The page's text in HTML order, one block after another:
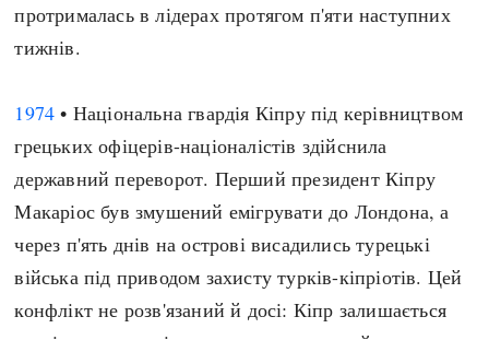
протрималась в лідерах протягом п'яти наступних
тижнів.
1974 • Національна гвардія Кіпру під керівництвом
грецьких офіцерів-націоналістів здійснила
державний переворот. Перший президент Кіпру
Макаріос був змушений емігрувати до Лондона, а
через п'ять днів на острові висадились турецькі
війська під приводом захисту турків-кіпріотів. Цей
конфлікт не розв'язаний й досі: Кіпр залишається